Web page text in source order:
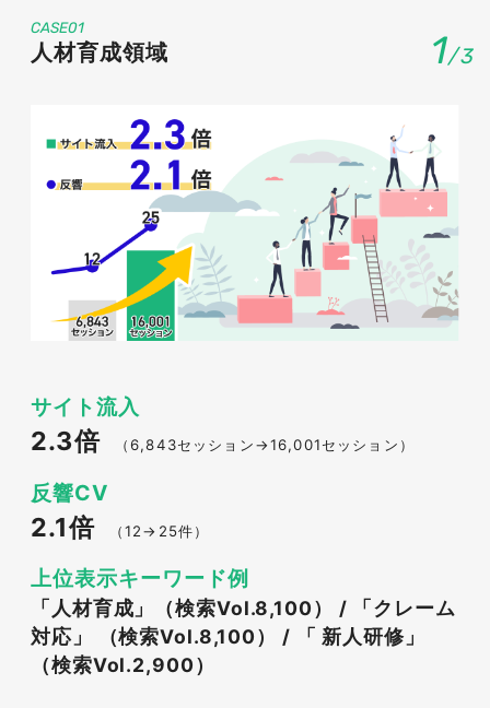
1/3
CASE01
人材育成領域
サイト流入
2.3倍 （6,843セッション→16,001セッション）
反響CV
2.1倍 （12→25件）
上位表示キーワード例
「人材育成」（検索Vol.8,100） / 「クレーム
対応」 （検索Vol.8,100） / 「 新人研修」
（検索Vol.2,900）